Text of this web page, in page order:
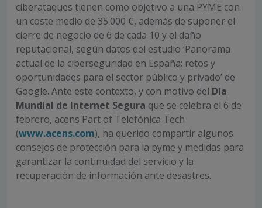
ciberataques tienen como objetivo a una PYME con
un coste medio de 35.000 €, además de suponer el
cierre de negocio de 6 de cada 10 y el daño
reputacional, según datos del estudio ‘Panorama
actual de la ciberseguridad en España: retos y
oportunidades para el sector público y privado’ de
Google. Ante este contexto, y con motivo del Día
Mundial de Internet Segura que se celebra el 6 de
febrero, acens Part of Telefónica Tech
(www.acens.com), ha querido compartir algunos
consejos de protección para la pyme y medidas para
garantizar la continuidad del servicio y la
recuperación de información ante desastres.